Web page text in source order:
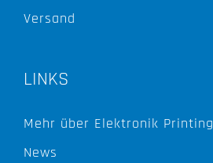
Versand
LINKS
Mehr über Elektronik Printing
News